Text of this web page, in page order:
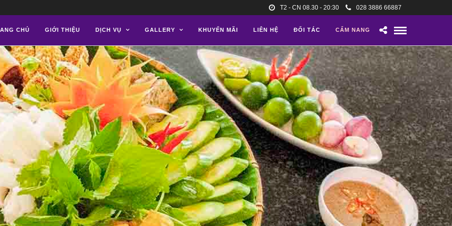
T2 - CN 08.30 - 20:30 028 3886 66887
CHỦ GIỚI THIỆU DỊCH VỤ GALLERY KHUYẾN MÃI LIÊN HỆ ĐỐI TÁC CẨM NANG